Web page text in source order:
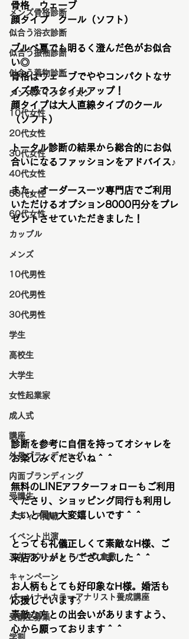
メンズ骨格診断
似合う浴衣診断
似合う振袖診断
似合う着物診断
メンズメイクレッスン
10代女性
20代女性
30代女性
40代女性
50代女性
60代女性
カップル
メンズ
10代男性
20代男性
30代男性
学生
高校生
大学生
女性起業家
成人式
講座
外見ブランディング
内面ブランディング
受講生
メディア掲載
イベント出演
三井アウトレットパーク倉敷
キャンペーン
パーソナルカラーアナリスト養成講座
受講生募集
学割
骨格　ウェーブ
顔タイプ　クール（ソフト）
ブルベ夏でも明るく澄んだ色がお似合
い◎
骨格はウェーブでややコンパクトなサ
イズ感でスタイルアップ！
顔タイプは大人直線タイプのクール
（ソフト）
トータル診断の結果から総合的にお似
合いになるファッションをアドバイス♪
また、オーダースーツ専門店でご利用
いただけるオプション8000円分をプレ
ゼントさせていただきました！
診断を参考に自信を持ってオシャレを
お楽しみくださいね＾＾
無料のLINEアフターフォローもご利用
くださり、ショッピング同行も利用し
たいと伺い大変嬉しいです＾＾
とっても礼儀正しくて素敵なH様、ご
来店ありがとうございました＾＾
お人柄もとても好印象なH様。婚活も
応援しています♪
素敵な方との出会いがありますよう、
心から願っております＾＾